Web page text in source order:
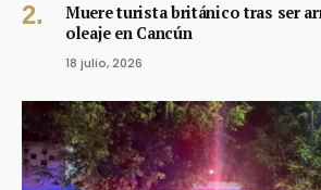
Muere turista británico tras ser
oleaje en Cancún
18 julio, 2026